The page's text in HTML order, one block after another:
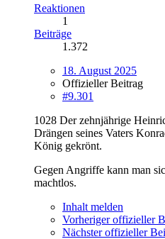
Reaktionen
1
Beiträge
1.372
18. August 2025
Offizieller Beitrag
#9.301
1028 Der zehnjährige
Drängen seines Vaters
König gekrönt.
Gegen Angriffe kann man
machtlos.
Inhalt melden
Vorheriger offizieller
Nächster offizieller